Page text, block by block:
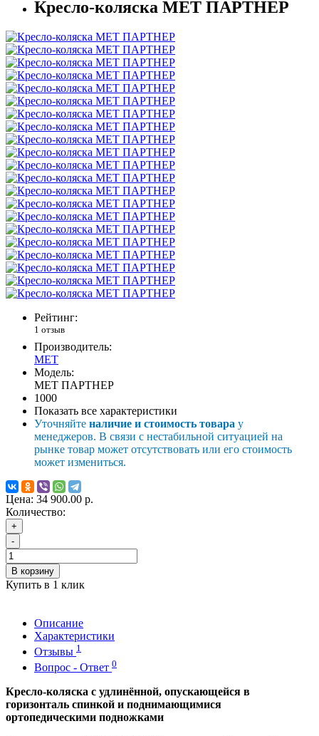
Кресло-коляска МЕТ ПАРТНЕР
Рейтинг:
1 отзыв
Производитель:
MET
Модель:
МЕТ ПАРТНЕР
1000
Показать все характеристики
Уточняйте наличие и стоимость товара у
менеджеров. В связи с нестабильной ситуацией на
рынке товар может отсутствовать или его стоимость
может измениться.
Цена: 34 900.00 р.
Количество:
+
-
В корзину
Купить в 1 клик
Описание
Характеристики
Отзывы 1
Вопрос - Ответ 0
Кресло-коляска с удлинённой, опускающейся в
горизонталь спинкой и поднимающимися
ортопедическими подножками